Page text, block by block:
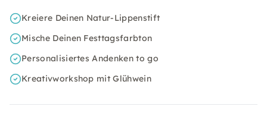
Kreiere Deinen Natur-Lippenstift
Mische Deinen Festtagsfarbton
Personalisiertes Andenken to go
Kreativworkshop mit Glühwein